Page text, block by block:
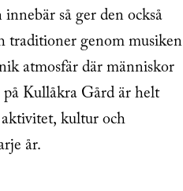
så ger den också
traditioner genom musiken
atmosfär där människor
Kullåkra Gård är helt
kultur och
år.